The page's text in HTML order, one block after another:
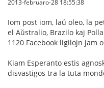
2013-februaro-28 18:55:38
Iom post iom, laŭ oleo, la
el Aŭstralio, Brazilo kaj
1120 Facebook ligilojn jam
Kiam Esperanto estis
disvastigos tra la tuta